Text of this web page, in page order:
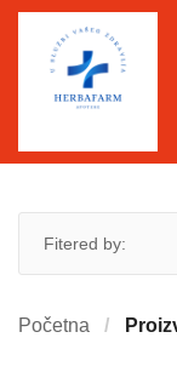
Fitered by:
Početna